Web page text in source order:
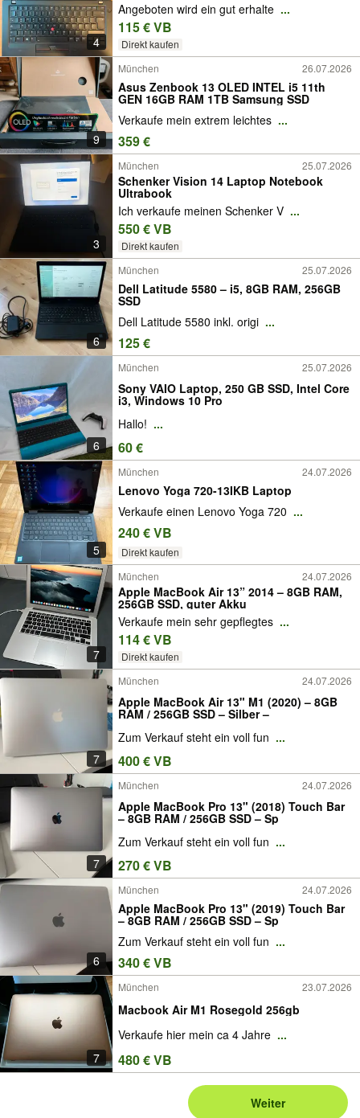
4
Angeboten wird ein gut erhalte ...
115 € VB
Direkt kaufen
9
München 26.07.2026
Asus Zenbook 13 OLED INTEL i5 11th
GEN 16GB RAM 1TB Samsung SSD
Verkaufe mein extrem leichtes ...
359 €
3
München 25.07.2026
Schenker Vision 14 Laptop Notebook
Ultrabook
Ich verkaufe meinen Schenker V ...
550 € VB
Direkt kaufen
6
München 25.07.2026
Dell Latitude 5580 – i5, 8GB RAM, 256GB
SSD
Dell Latitude 5580 inkl. origi ...
125 €
6
München 25.07.2026
Sony VAIO Laptop, 250 GB SSD, Intel Core
i3, Windows 10 Pro
Hallo! ...
60 €
5
München 24.07.2026
Lenovo Yoga 720-13IKB Laptop
Verkaufe einen Lenovo Yoga 720 ...
240 € VB
Direkt kaufen
7
München 24.07.2026
Apple MacBook Air 13” 2014 – 8GB RAM,
256GB SSD, guter Akku
Verkaufe mein sehr gepflegtes ...
114 € VB
Direkt kaufen
7
München 24.07.2026
Apple MacBook Air 13" M1 (2020) – 8GB
RAM / 256GB SSD – Silber –
Zum Verkauf steht ein voll fun ...
400 € VB
7
München 24.07.2026
Apple MacBook Pro 13" (2018) Touch Bar
– 8GB RAM / 256GB SSD – Sp
Zum Verkauf steht ein voll fun ...
270 € VB
6
München 24.07.2026
Apple MacBook Pro 13" (2019) Touch Bar
– 8GB RAM / 256GB SSD – Sp
Zum Verkauf steht ein voll fun ...
340 € VB
7
München 23.07.2026
Macbook Air M1 Rosegold 256gb
Verkaufe hier mein ca 4 Jahre ...
480 € VB
Weiter